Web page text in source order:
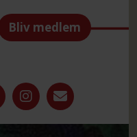
Bliv medlem